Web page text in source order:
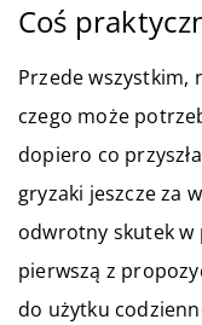
Coś
Przede wszystkim,
czego może
dopiero co
gryzaki jeszcze za
odwrotny skutek w
pierwszą z
do użytku